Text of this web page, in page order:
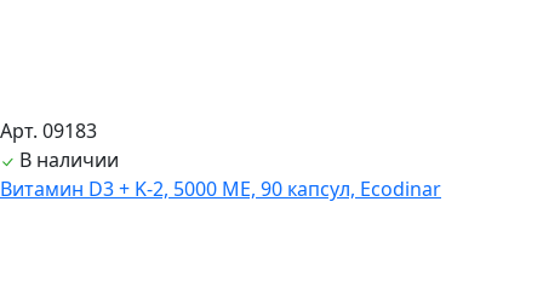
Арт. 09183
В наличии
Витамин D3 + K-2, 5000 ME, 90 капсул, Ecodinar